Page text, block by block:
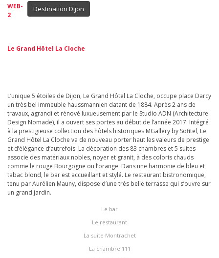
Destination Dijon
Le Grand Hôtel La Cloche
L’unique 5 étoiles de Dijon, Le Grand Hôtel La Cloche, occupe place Darcy
un très bel immeuble haussmannien datant de 1884. Après 2 ans de
travaux, agrandi et rénové luxueusement par le Studio ADN (Architecture
Design Nomade), il a ouvert ses portes au début de l’année 2017. Intégré
à la prestigieuse collection des hôtels historiques MGallery by Sofitel, Le
Grand Hôtel La Cloche va de nouveau porter haut les valeurs de prestige
et d’élégance d’autrefois. La décoration des 83 chambres et 5 suites
associe des matériaux nobles, noyer et granit, à des coloris chauds
comme le rouge Bourgogne ou l’orange. Dans une harmonie de bleu et
tabac blond, le bar est accueillant et stylé. Le restaurant bistronomique,
tenu par Aurélien Mauny, dispose d’une très belle terrasse qui s’ouvre sur
un grand jardin.
Le bar
Le restaurant
La suite Montrachet
La chambre 111